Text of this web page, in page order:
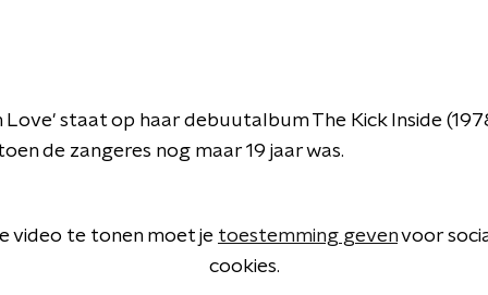
Love' staat op haar debuutalbum The Kick Inside
de zangeres nog maar 19 jaar was.
video te tonen moet je toestemming gevenvoor
cookies.